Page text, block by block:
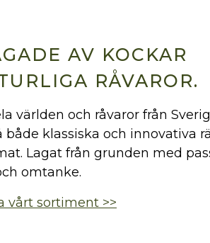
AV KOCKAR
RÅVAROR.
världen och råvaror från
både klassiska och innovativa
Lagat från grunden med
omtanke.
vårt sortiment >>